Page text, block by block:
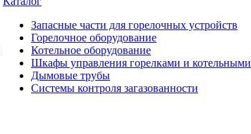
Запасные части для горелочных устройств
Горелочное оборудование
Котельное оборудование
Шкафы управления горелками и котельными
Дымовые трубы
Системы контроля загазованности